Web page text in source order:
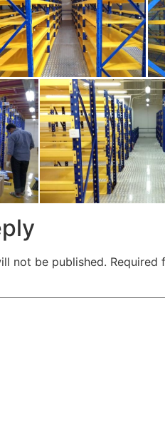
not be published. Required